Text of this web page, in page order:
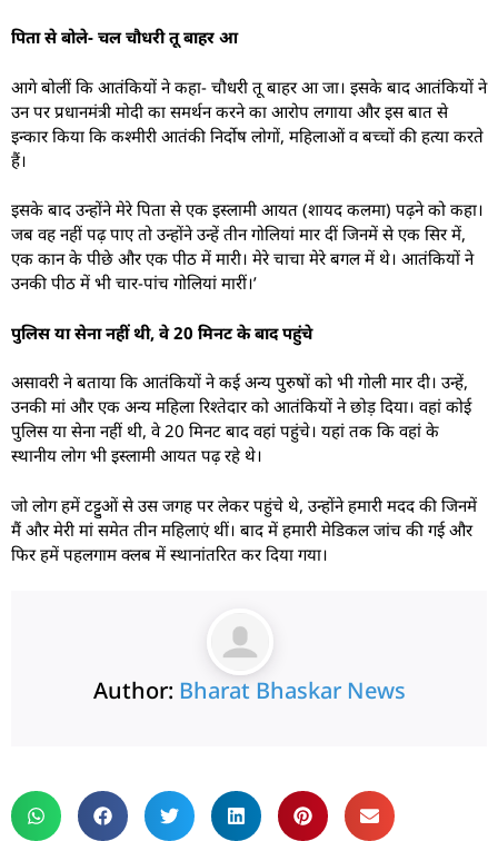
पिता से बोले- चल चौधरी तू बाहर आ
आगे बोलीं कि आतंकियों ने कहा- चौधरी तू बाहर आ जा। इसके बाद आतंकियों ने
उन पर प्रधानमंत्री मोदी का समर्थन करने का आरोप लगाया और इस बात से
इन्कार किया कि कश्मीरी आतंकी निर्दोष लोगों, महिलाओं व बच्चों की हत्या करते
हैं।
इसके बाद उन्होंने मेरे पिता से एक इस्लामी आयत (शायद कलमा) पढ़ने को कहा।
जब वह नहीं पढ़ पाए तो उन्होंने उन्हें तीन गोलियां मार दीं जिनमें से एक सिर में,
एक कान के पीछे और एक पीठ में मारी। मेरे चाचा मेरे बगल में थे। आतंकियों ने
उनकी पीठ में भी चार-पांच गोलियां मारीं।’
पुलिस या सेना नहीं थी, वे 20 मिनट के बाद पहुंचे
असावरी ने बताया कि आतंकियों ने कई अन्य पुरुषों को भी गोली मार दी। उन्हें,
उनकी मां और एक अन्य महिला रिश्तेदार को आतंकियों ने छोड़ दिया। वहां कोई
पुलिस या सेना नहीं थी, वे 20 मिनट बाद वहां पहुंचे। यहां तक कि वहां के
स्थानीय लोग भी इस्लामी आयत पढ़ रहे थे।
जो लोग हमें टट्टुओं से उस जगह पर लेकर पहुंचे थे, उन्होंने हमारी मदद की जिनमें
मैं और मेरी मां समेत तीन महिलाएं थीं। बाद में हमारी मेडिकल जांच की गई और
फिर हमें पहलगाम क्लब में स्थानांतरित कर दिया गया।
Author: Bharat Bhaskar News